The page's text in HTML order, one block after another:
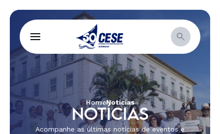
HomeNotícias
NOTÍCIAS
Acompanhe as últimas notícias de eventos e